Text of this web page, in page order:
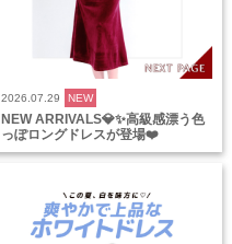
2026.07.29 NEW
NEW ARRIVALS💎✨高級感漂う色
っぽロングドレスが登場❤️